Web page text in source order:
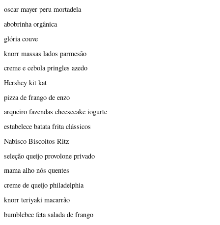
oscar mayer peru mortadela
abobrinha orgânica
glória couve
knorr massas lados parmesão
creme e cebola pringles azedo
Hershey kit kat
pizza de frango de enzo
arqueiro fazendas cheesecake iogurte
estabelece batata frita clássicos
Nabisco Biscoitos Ritz
seleção queijo provolone privado
mama alho nós quentes
creme de queijo philadelphia
knorr teriyaki macarrão
bumblebee feta salada de frango